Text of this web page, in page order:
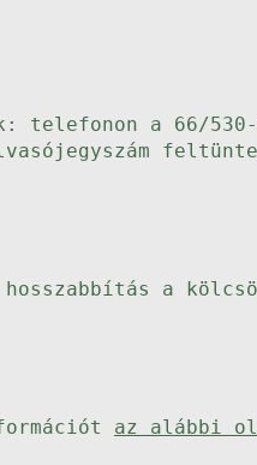
telefonon a 66/530-
a
az alábbi